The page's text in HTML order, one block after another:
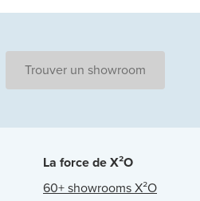
Trouver un showroom
La force de X²O
60+ showrooms X²O